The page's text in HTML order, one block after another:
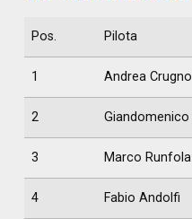
Pos. Pilota
1 Andrea
2 Giandomenico
3 Marco Runfola
4 Fabio Andolfi